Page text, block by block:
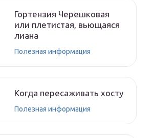
Гортензия Черешковая
или плетистая, вьющаяся
лиана
Полезная информация
Когда пересаживать хосту
Полезная информация